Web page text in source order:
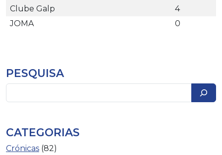
Clube Galp
4
JOMA
0
PESQUISA
CATEGORIAS
Crónicas (82)